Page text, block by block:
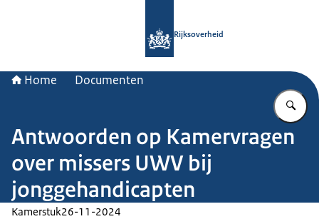
Rijksoverheid
Home Documenten
Antwoorden op Kamervragen
over missers UWV bij
jonggehandicapten
Kamerstuk26-11-2024